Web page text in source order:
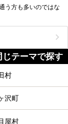
う方も多いのではな
ナを楽しめる施設を
せんか？
すめサウナ施設を紹
テーマで探す
村
沢町
屋村